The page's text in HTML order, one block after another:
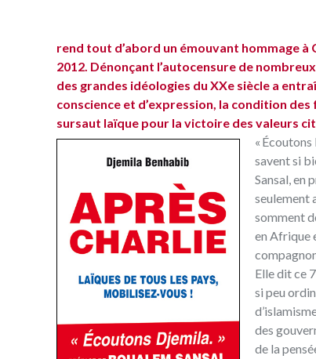
rend tout d’abord un émouvant hommage
2012. Dénonçant l’autocensure de
des grandes idéologies du XXe siècle a
conscience et d’expression, la condition
sursaut laïque pour la victoire des valeurs
«
savent si
Sansal, en
seulement
somment
en Afrique
Elle dit ce
si peu
des
de la